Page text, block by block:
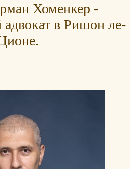
Хоменкер -
в Ришон ле-